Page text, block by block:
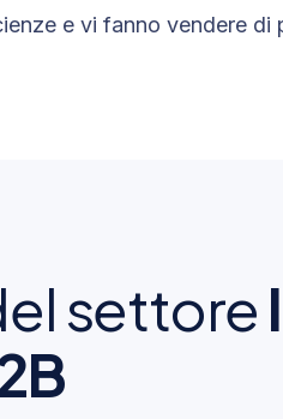
e vi fanno vendere di
settore